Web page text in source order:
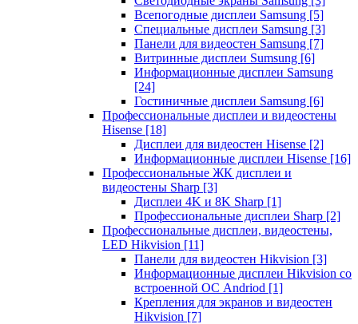
Всепогодные дисплеи Samsung [5]
Специальные дисплеи Samsung [3]
Панели для видеостен Samsung [7]
Витринные дисплеи Sumsung [6]
Информационные дисплеи Samsung
[24]
Гостиничные дисплеи Samsung [6]
Профессиональные дисплеи и видеостены
Hisense [18]
Дисплеи для видеостен Hisense [2]
Информационные дисплеи Hisense [16]
Профессиональные ЖК дисплеи и
видеостены Sharp [3]
Дисплеи 4K и 8K Sharp [1]
Профессиональные дисплеи Sharp [2]
Профессиональные дисплеи, видеостены,
LED Hikvision [11]
Панели для видеостен Hikvision [3]
Информационные дисплеи Hikvision со
встроенной ОС Andriod [1]
Крепления для экранов и видеостен
Hikvision [7]